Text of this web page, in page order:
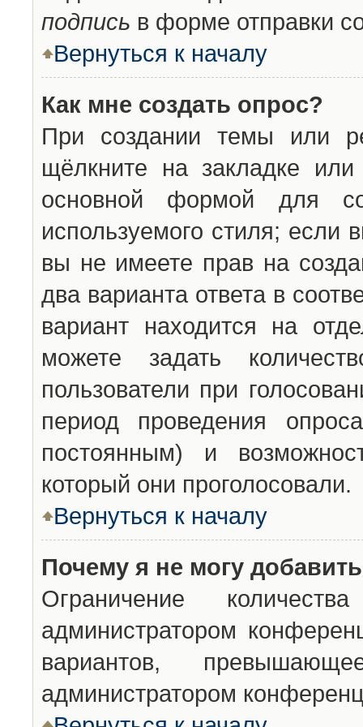
подпись в форме отправки
Вернуться к началу
Как мне создать опрос?
При создании темы или
щёлкните на закладке
основной формой для
используемого стиля; если
вы не имеете прав на
два варианта ответа в
вариант находится на
можете задать
пользователи при
период проведения
постоянным) и
который они проголосовали.
Вернуться к началу
Почему я не могу
Ограничение
администратором
вариантов,
администратором